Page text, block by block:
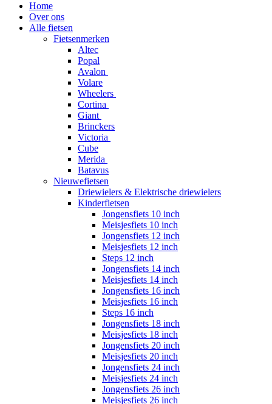
Home
Over ons
Alle fietsen
Fietsenmerken
Altec
Popal
Avalon
Volare
Wheelers
Cortina
Giant
Brinckers
Victoria
Cube
Merida
Batavus
Nieuwefietsen
Driewielers & Elektrische driewielers
Kinderfietsen
Jongensfiets 10 inch
Meisjesfiets 10 inch
Jongensfiets 12 inch
Meisjesfiets 12 inch
Steps 12 inch
Jongensfiets 14 inch
Meisjesfiets 14 inch
Jongensfiets 16 inch
Meisjesfiets 16 inch
Steps 16 inch
Jongensfiets 18 inch
Meisjesfiets 18 inch
Jongensfiets 20 inch
Meisjesfiets 20 inch
Jongensfiets 24 inch
Meisjesfiets 24 inch
Jongensfiets 26 inch
Meisjesfiets 26 inch